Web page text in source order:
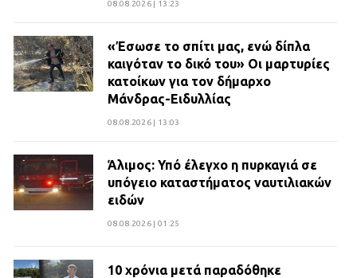
08.08.2026 | 13:23
«Έσωσε το σπίτι μας, ενώ δίπλα
καιγόταν το δικό του» Οι μαρτυρίες
κατοίκων για τον δήμαρχο
Μάνδρας-Ειδυλλίας
08.08.2026 | 13:03
Άλιμος: Υπό έλεγχο η πυρκαγιά σε
υπόγειο καταστήματος ναυτιλιακών
ειδών
08.08.2026 | 01:25
10 χρόνια μετά παραδόθηκε